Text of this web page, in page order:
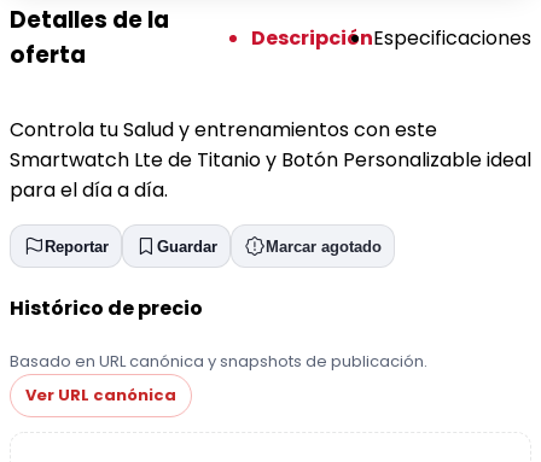
Detalles de la
oferta
DescripciónEspecificaciones
Controla tu Salud y entrenamientos con este
Smartwatch Lte de Titanio y Botón Personalizable ideal
para el día a día.
Reportar Guardar Marcar agotado
Histórico de precio
Basado en URL canónica y snapshots de publicación.
Ver URL canónica